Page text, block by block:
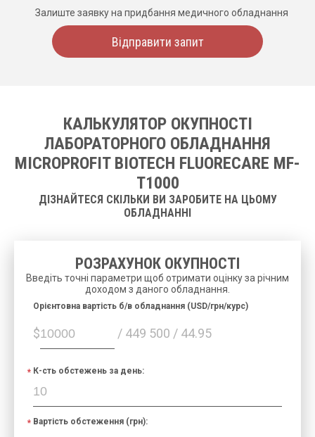
Залиште заявку на придбання медичного обладнання
Відправити запит
КАЛЬКУЛЯТОР ОКУПНОСТІ
ЛАБОРАТОРНОГО ОБЛАДНАННЯ
MICROPROFIT BIOTECH FLUORECARE MF-
T1000
ДІЗНАЙТЕСЯ СКІЛЬКИ ВИ ЗАРОБИТЕ НА ЦЬОМУ
ОБЛАДНАННІ
РОЗРАХУНОК ОКУПНОСТІ
Введіть точні параметри щоб отримати оцінку за річним
доходом з даного обладнання.
$ / 449 500 / 44.95
Орієнтовна вартість б/в обладнання (USD/грн/курс)
К-сть обстежень за день:
Вартість обстеження (грн):